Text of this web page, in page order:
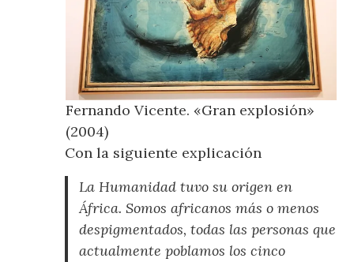
Fernando Vicente. «Gran explosión»
(2004)
Con la siguiente explicación
La Humanidad tuvo su origen en
África. Somos africanos más o menos
despigmentados, todas las personas que
actualmente poblamos los cinco